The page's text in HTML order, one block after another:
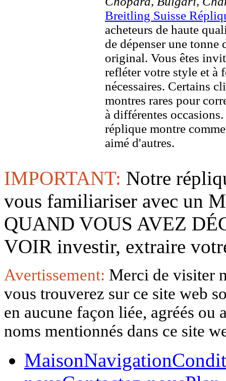
Breitling Suisse
acheteurs de haute
de dépenser une
original. Vous êtes
refléter votre style et à
nécessaires. Certains
montres rares pour
à différentes
réplique montre
aimé d'autres.
IMPORTANT: Notre
vous familiariser avec un
QUAND VOUS AVEZ
VOIR investir, extraire
Avertissement: Merci de visiter
vous trouverez sur ce site web
en aucune façon liée, agréés
noms mentionnés dans ce site
MaisonNavigation